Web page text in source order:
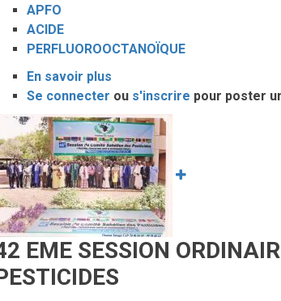
APFO
ACIDE
PERFLUOROOCTANOÏQUE
En savoir plus
L’ACIDE
PERFLUOROOCTANOÏQUE
(APFO):
Un
nouveau
Pop
inscrit
dans
la
Convention
Se connecter ou s'inscrire pour poster
EME SESSION